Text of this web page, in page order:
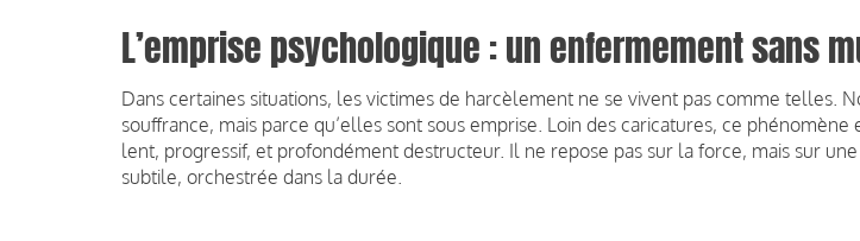
L’emprise psychologique : un enfermement sans
Dans certaines situations, les victimes de harcèlement ne se vivent pas comme telles.
souffrance, mais parce qu’elles sont sous emprise. Loin des caricatures, ce phénomène
lent, progressif, et profondément destructeur. Il ne repose pas sur la force, mais sur
subtile, orchestrée dans la durée.